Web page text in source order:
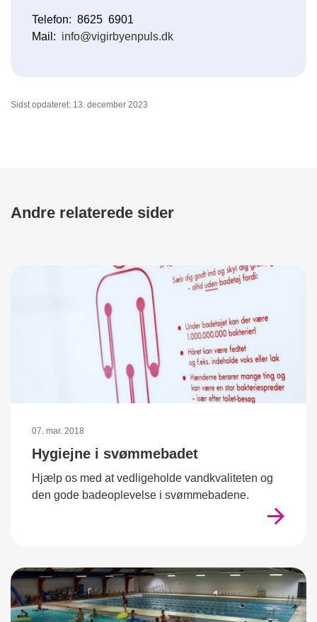
Telefon: 8625 6901
Mail: info@vigirbyenpuls.dk
Sidst opdateret: 13. december 2023
Andre relaterede sider
07. mar. 2018
Hygiejne i svømmebadet
Hjælp os med at vedligeholde vandkvaliteten og
den gode badeoplevelse i svømmebadene.